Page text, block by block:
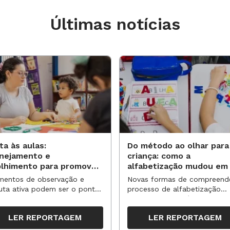
Língua Portuguesa, esse plano
finalidade dessa aula é desenvolver
das crianças. O professor pode
momentos com dança
livre. Os alunos podem ser
para acompanhar a música.
o que a letra de determinada música
vezes subentendidas.
Últimas notícias
às aulas:
e
para promover
aprendizagens
de observação e
ativa podem ser o ponto
espaços e propostas no
semestre
LER REPORTAGEM
Do método ao olhar para
criança: como a
alfabetização mudou em
anos?
Novas formas de
processo de alfabetização
influenciaram políticas e
práticas, transformando o
da leitura e da escrita
LER REPORTAGEM